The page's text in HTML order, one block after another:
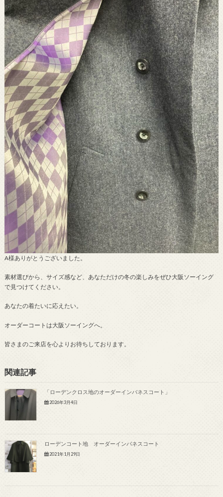
A様ありがとうございました。
素材選びから、サイズ感など、あなただけの冬の楽しみをぜひ大阪ソーイング
で見つけてください。
あなたの着たいに応えたい。
オーダーコートは大阪ソーイングへ。
皆さまのご来店を心よりお待ちしております。
関連記事
「ローデンクロス地のオーダーインバネスコート」
2026年3月4日
ローデンコート地 オーダーインバネスコート
2021年1月29日